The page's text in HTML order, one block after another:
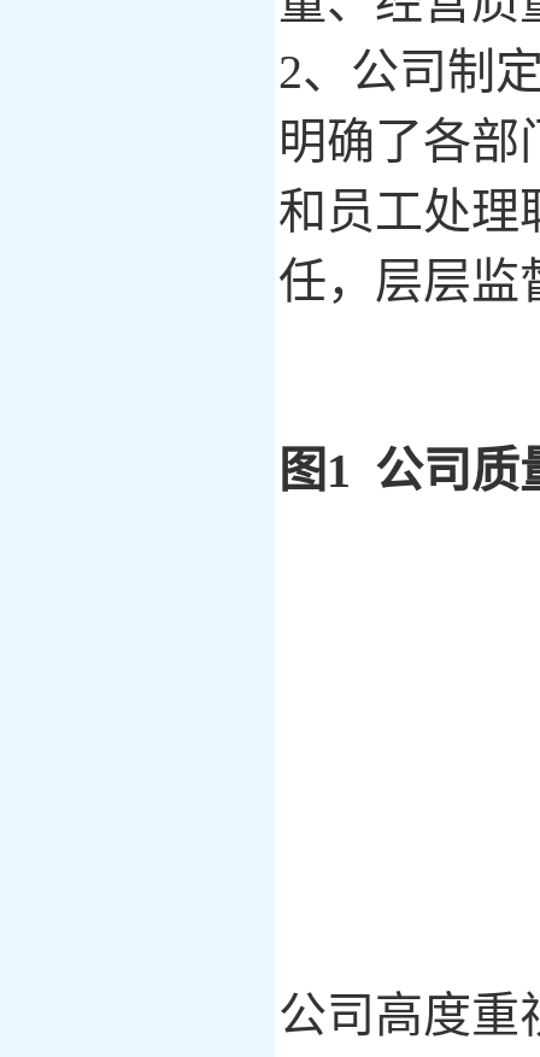
2、公司制
明确了各部
和员工处理
任，层层监
图 1 公司质
公司高度重